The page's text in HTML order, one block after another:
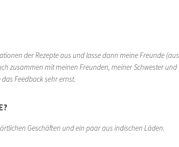
der Rezepte aus und lasse dann meine Freunde (aus
zusammen mit meinen Freunden, meiner Schwester und
Feedback sehr ernst.
Geschäften und ein paar aus indischen Läden.